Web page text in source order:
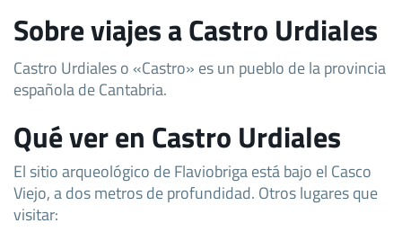
Sobre viajes a Castro Urdiales
Castro Urdiales o «Castro» es un pueblo de la provincia
española de Cantabria.
Qué ver en Castro Urdiales
El sitio arqueológico de Flaviobriga está bajo el Casco
Viejo, a dos metros de profundidad. Otros lugares que
visitar: